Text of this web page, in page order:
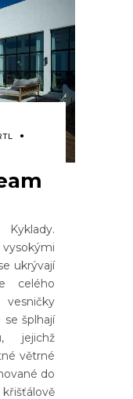
ukrývají
celého
šplhají
jejichž
větrné
do